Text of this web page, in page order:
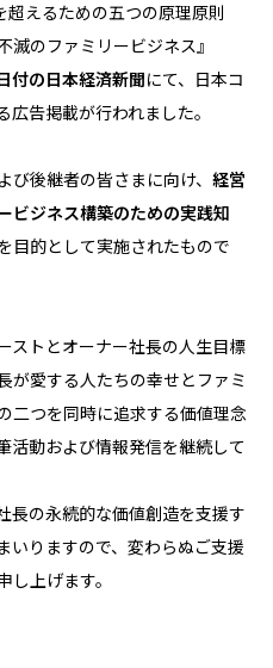
超えるための五つの原理原則
のファミリービジネス』
付の日本経済新聞にて、日本コ
告掲載が行われました。
後継者の皆さまに向け、 経営
ビジネス構築のための実践知
目的として実施されたもので
ストとオーナー社長の人生目標
が愛する人たちの幸せとファミ
二つを同時に追求する価値理念
活動および情報発信を継続して
長の永続的な価値創造を支援す
いりますので、変わらぬご支援
上げます。